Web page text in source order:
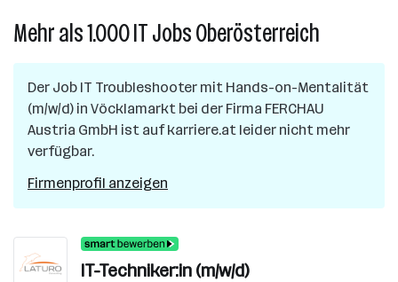
Mehr als 1.000ITJobsOberösterreich
IT
Jobs
in
Der Job IT Troubleshooter mit Hands-on-Mentalität
(m/w/d) in Vöcklamarkt bei der Firma FERCHAU
Austria GmbH ist auf karriere.at leider nicht mehr
verfügbar.
Firmenprofil anzeigen
IT-Techniker:in (m/w/d)